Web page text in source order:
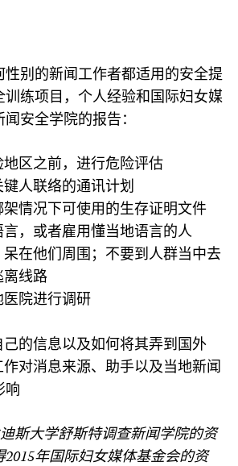
别的新闻工作者都适用的安全提
练项目，个人经验和国际妇女媒
安全学院的报告：
区之前，进行危险评估
人联络的通讯计划
情况下可使用的生存证明文件
，或者雇用懂当地语言的人
在他们周围；不要到人群当中去
线路
院进行调研
的信息以及如何将其弄到国外
对消息来源、助手以及当地新闻
响
斯大学舒斯特调查新闻学院的资
2015年国际妇女媒体基金会的资